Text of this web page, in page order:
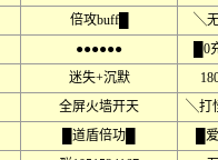
倍攻buff█
╲
●●●●●●
█0
迷失+沉默
全屏火墙开天
╲打
█道盾倍功█
█